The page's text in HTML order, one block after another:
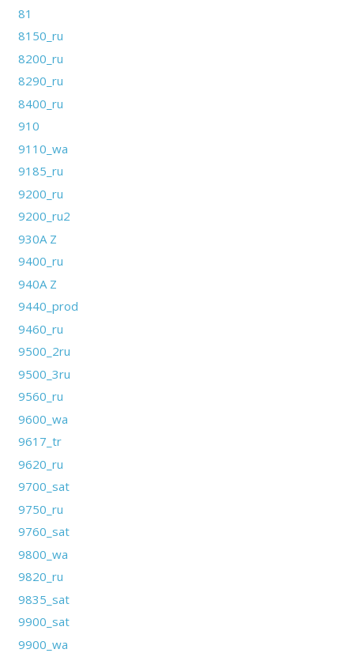
81
8150_ru
8200_ru
8290_ru
8400_ru
910
9110_wa
9185_ru
9200_ru
9200_ru2
930A Z
9400_ru
940A Z
9440_prod
9460_ru
9500_2ru
9500_3ru
9560_ru
9600_wa
9617_tr
9620_ru
9700_sat
9750_ru
9760_sat
9800_wa
9820_ru
9835_sat
9900_sat
9900_wa